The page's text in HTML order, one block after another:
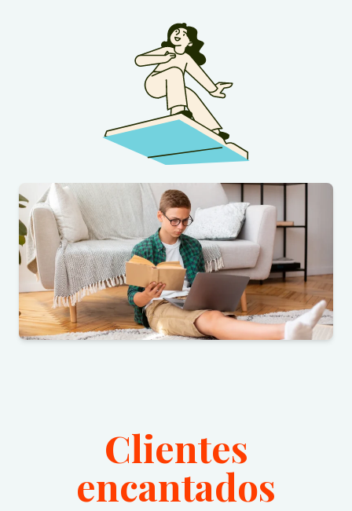
Clientes
encantados